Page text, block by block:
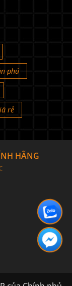
phú
rẻ
HÃNG